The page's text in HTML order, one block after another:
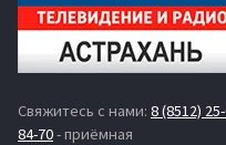
Свяжитесь с нами: 8 (8512)
84-70- приёмная